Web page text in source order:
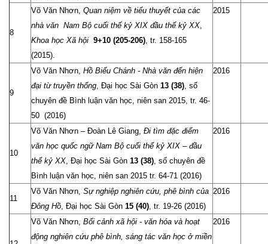
8
Võ Văn Nhơn, Quan niệm về tiểu thuyết của các
nhà văn Nam Bộ cuối thế kỷ XIX đầu thế kỷ XX
Khoa học Xã hội 9+10 (205-206) , tr. 158-165
(2015).
2015
9
Võ Văn Nhơn, Hồ Biểu Chánh - Nhà văn đến hiện
đại từ truyền thống , Đại học Sài Gòn 13 (38) , số
chuyên đề Bình luận văn học, niên san 2015, tr. 46-
50 (2016)
2016
10
Võ Văn Nhơn – Đoàn Lê Giang, Đi tìm đặc điểm
văn học quốc ngữ Nam Bộ cuối thế kỷ XIX – đầu
thế kỷ XX , Đại học Sài Gòn 13 (38) , số chuyên đề
Bình luận văn học, niên san 2015 tr. 64-71 (2016)
2016
11
Võ Văn Nhơn, Sự nghiệp nghiên cứu, phê bình của
Đông Hồ , Đại học Sài Gòn 15 (40) , tr. 19-26 (2016)
2016
Võ Văn Nhơn, Bối cảnh xã hội - văn hóa và hoạt
động nghiên cứu phê bình, sáng tác văn học ở miền
2016